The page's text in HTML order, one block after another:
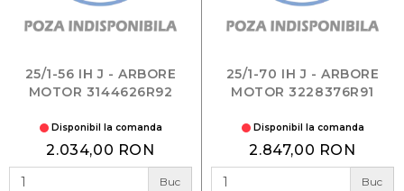
25/1-56 IH J - ARBORE
MOTOR 3144626R92
Disponibil la comanda
2.034,00 RON
Buc
25/1-70 IH J - ARBORE
MOTOR 3228376R91
Disponibil la comanda
2.847,00 RON
Buc